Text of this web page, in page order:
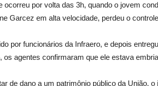
ocorreu por volta das 3h, quando o jovem
Garcez em alta velocidade, perdeu o
por funcionários da Infraero, e depois
os agentes confirmaram que ele estava
de dano a um patrimônio público da União,